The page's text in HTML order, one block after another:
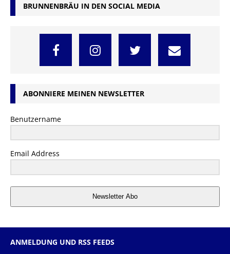
BRUNNENBRÄU IN DEN SOCIAL MEDIA
ABONNIERE MEINEN NEWSLETTER
Benutzername
Email Address
Newsletter Abo
ANMELDUNG UND RSS FEEDS